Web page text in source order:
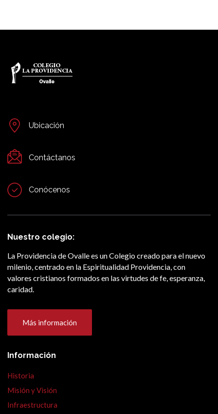
Ubicación
Contáctanos
Conócenos
Nuestro colegio:
La Providencia de Ovalle es un Colegio creado para el nuevo
milenio, centrado en la Espiritualidad Providencia, con
valores cristianos formados en las virtudes de fe, esperanza,
caridad.
Más información
Información
Historia
Misión y Visión
Infraestructura